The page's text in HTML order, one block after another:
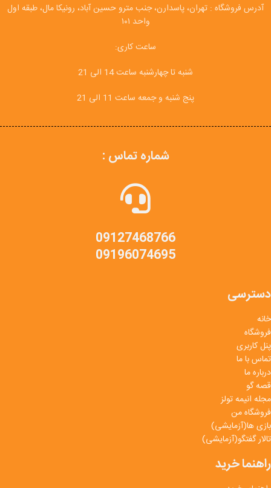
آدرس فروشگاه : تهران، پاسدارن، جنب مترو حسین آباد، رونیکا مال، طبقه اول
واحد ۱۰۱
ساعت کاری:
شنبه تا چهارشنبه ساعت 14 الی 21
پنج شنبه و جمعه ساعت 11 الی 21
شماره تماس :
09127468766
09196074695
دسترسی
خانه
فروشگاه
پنل کاربری
تماس با ما
درباره ما
قصه گو
مجله انیمه تولز
فروشگاه من
بازی ها(آزمایشی)
تالار گفتگو(آزمایشی)
راهنما خرید